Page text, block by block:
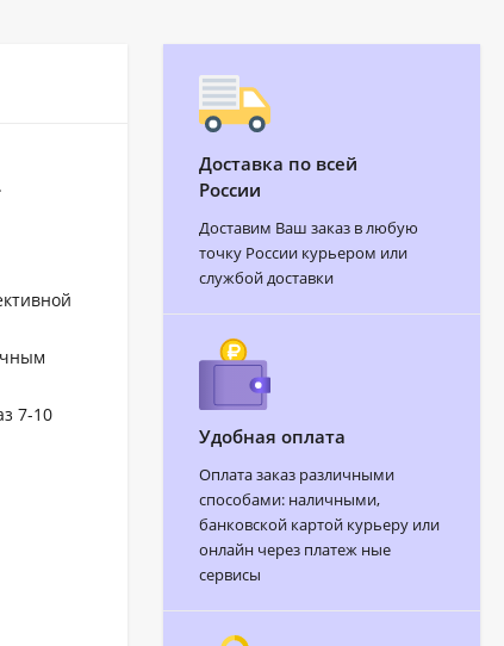
7-10
Доставка по всей
России
Доставим Ваш заказ в любую
точку России курьером или
службой доставки
Удобная оплата
Оплата заказ различными
способами: наличными,
банковской картой курьеру или
онлайн через платеж ные
сервисы